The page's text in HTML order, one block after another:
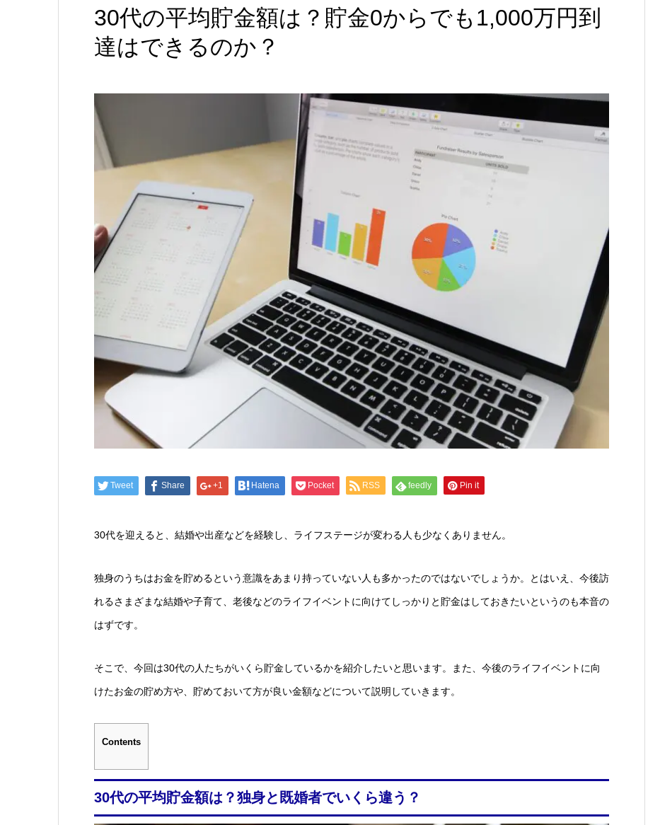
30代の平均貯金額は？貯金0からでも1,000万円到
達はできるのか？
Tweet Share +1 Hatena Pocket RSS feedly Pin it
30代を迎えると、結婚や出産などを経験し、ライフステージが変わる人も少なくありません。
独身のうちはお金を貯めるという意識をあまり持っていない人も多かったのではないでしょうか。とはいえ、今後訪
れるさまざまな結婚や子育て、老後などのライフイベントに向けてしっかりと貯金はしておきたいというのも本音の
はずです。
そこで、今回は30代の人たちがいくら貯金しているかを紹介したいと思います。また、今後のライフイベントに向
けたお金の貯め方や、貯めておいて方が良い金額などについて説明していきます。
Contents
30代の平均貯金額は？独身と既婚者でいくら違う？